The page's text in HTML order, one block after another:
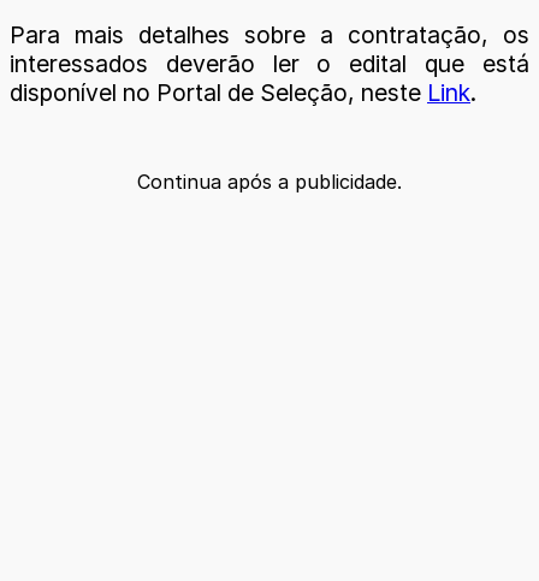
Para mais detalhes sobre a contratação, os
interessados deverão ler o edital que está
disponível no Portal de Seleção, neste Link.
Continua após a publicidade.